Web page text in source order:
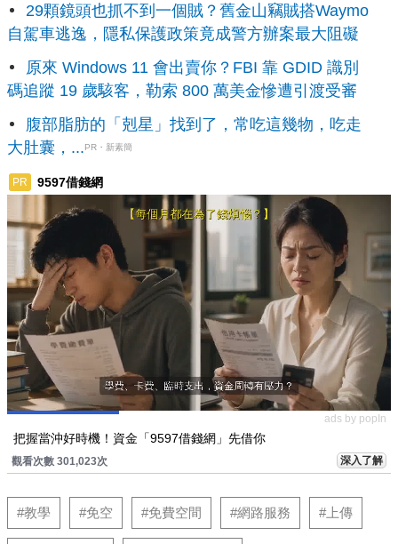
29顆鏡頭也抓不到一個賊？舊金山竊賊搭Waymo
自駕車逃逸，隱私保護政策竟成警方辦案最大阻礙
原來 Windows 11 會出賣你？FBI 靠 GDID 識別
碼追蹤 19 歲駭客，勒索 800 萬美金慘遭引渡受審
腹部脂肪的「剋星」找到了，常吃這幾物，吃走
大肚囊，...PR・新素簡
PR 9597借錢網
ads by popIn
把握當沖好時機！資金「9597借錢網」先借你
觀看次數 301,023次 深入了解
#教學 #免空 #免費空間 #網路服務 #上傳